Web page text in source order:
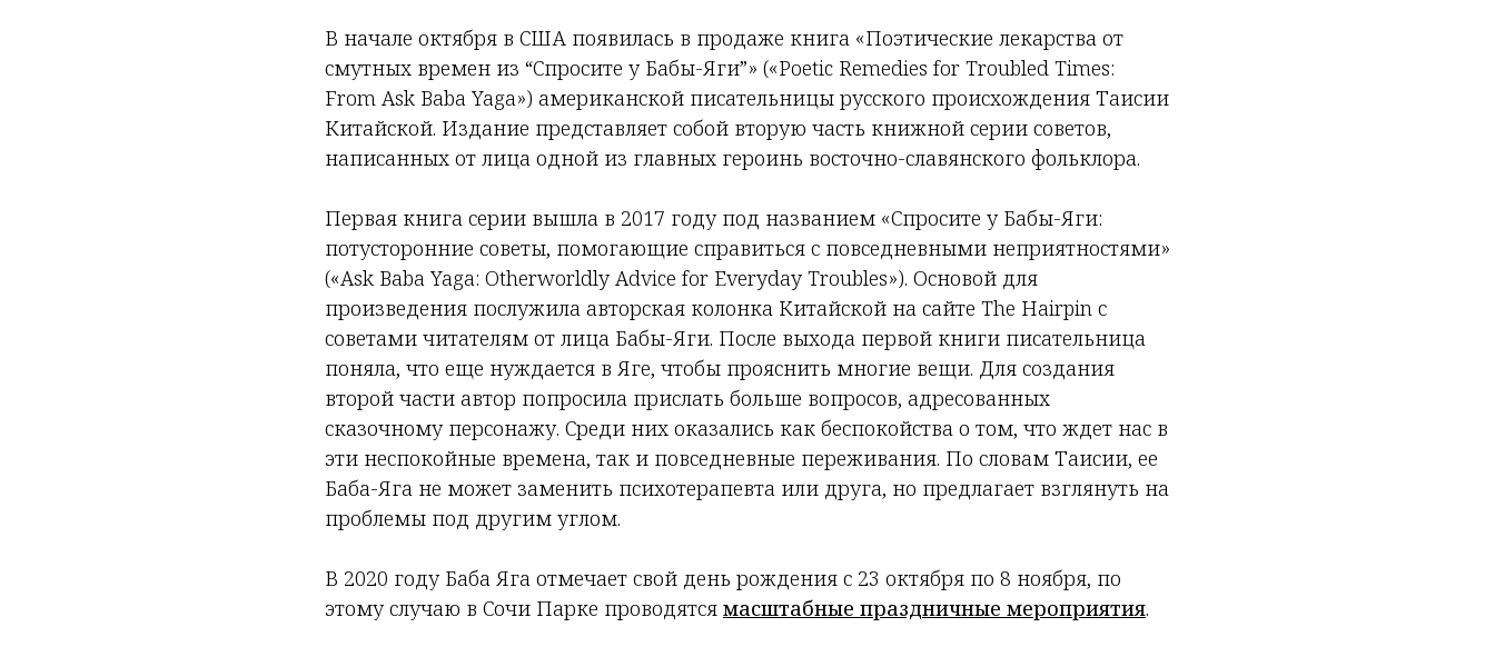
В начале октября в США появилась в продаже книга «Поэтические лекарства от
смутных времен из “Спросите у Бабы-Яги”» («Poetic Remedies for Troubled Times:
From Ask Baba Yaga») американской писательницы русского происхождения Таисии
Китайской. Издание представляет собой вторую часть книжной серии советов,
написанных от лица одной из главных героинь восточно-славянского фольклора.
Первая книга серии вышла в 2017 году под названием «Спросите у Бабы-Яги:
потусторонние советы, помогающие справиться с повседневными неприятностями»
(«Ask Baba Yaga: Otherworldly Advice for Everyday Troubles»). Основой для
произведения послужила авторская колонка Китайской на сайте The Hairpin с
советами читателям от лица Бабы-Яги. После выхода первой книги писательница
поняла, что еще нуждается в Яге, чтобы прояснить многие вещи. Для создания
второй части автор попросила прислать больше вопросов, адресованных
сказочному персонажу. Среди них оказались как беспокойства о том, что ждет нас в
эти неспокойные времена, так и повседневные переживания. По словам Таисии, ее
Баба-Яга не может заменить психотерапевта или друга, но предлагает взглянуть на
проблемы под другим углом.
В 2020 году Баба Яга отмечает свой день рождения с 23 октября по 8 ноября, по
этому случаю в Сочи Парке проводятся масштабные праздничные мероприятия.